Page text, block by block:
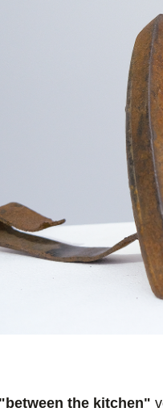
"between the kitchen"